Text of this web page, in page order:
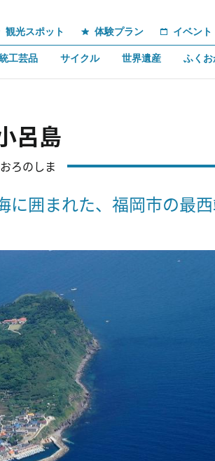
観光スポット 体験プラン イベント
工芸品 サイクル 世界遺産 ふく
呂島
おろのしま
に囲まれた、福岡市の最